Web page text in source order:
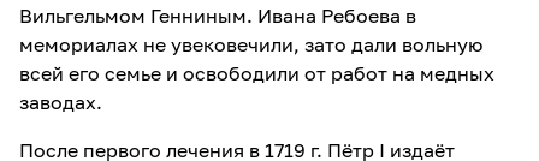
Вильгельмом Генниным. Ивана Ребоева в
мемориалах не увековечили, зато дали вольную
всей его семье и освободили от работ на медных
заводах.
После первого лечения в 1719 г. Пётр I издаёт